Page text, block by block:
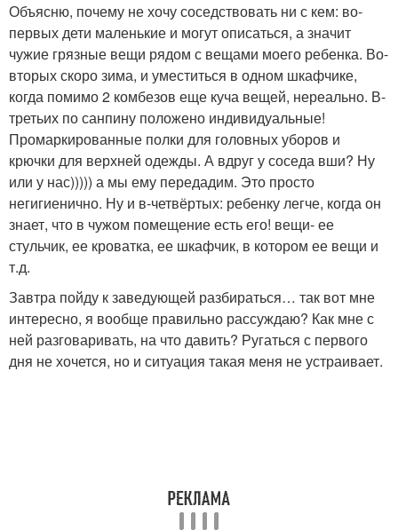
Объясню, почему не хочу соседствовать ни с кем: во-
первых дети маленькие и могут описаться, а значит
чужие грязные вещи рядом с вещами моего ребенка. Во-
вторых скоро зима, и уместиться в одном шкафчике,
когда помимо 2 комбезов еще куча вещей, нереально. В-
третьих по санпину положено индивидуальные!
Промаркированные полки для головных уборов и
крючки для верхней одежды. А вдруг у соседа вши? Ну
или у нас))))) а мы ему передадим. Это просто
негигиенично. Ну и в-четвёртых: ребенку легче, когда он
знает, что в чужом помещение есть его! вещи- ее
стульчик, ее кроватка, ее шкафчик, в котором ее вещи и
т.д.
Завтра пойду к заведующей разбираться… так вот мне
интересно, я вообще правильно рассуждаю? Как мне с
ней разговаривать, на что давить? Ругаться с первого
дня не хочется, но и ситуация такая меня не устраивает.